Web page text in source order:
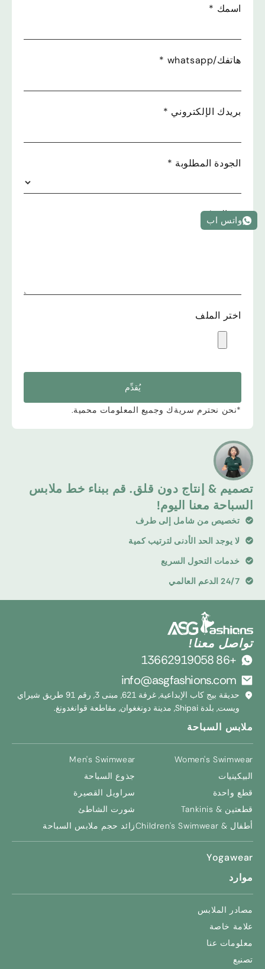
تصميم & إنتاج دون قلق. قم ببناء خط ملابس
السباحة معنا اليوم!
تخصيص من شامل إلى طرف
لا يوجد الحد الأدنى لترتيب كمية
خدمات التحول السريع
24/7 الدعم العالمي
اسمك *
هاتفك/whatsapp *
بريدك الإلكتروني *
الجودة المطلوبة *
رسالة *
اختر الملف
يُقدِّم
*نحن نحترم سريةك وجميع المعلومات محمية.
تواصل معنا!
+86 13662919058
info@asgfashions.com
حديقة بيج كاب الإبداعية, غرفة 621, مبنى 3, رقم 91 طريق شيراي
ويست, بلدة Shipai, مدينة دونغغوان, مقاطعة قوانغدونغ.
ملابس السباحة
Women's Swimwear
البيكينيات
قطع واحدة
قطعتين & Tankinis
أطفال & Children's Swimwear
Men's Swimwear
جذوع السباحة
سراويل القصيرة
شورت الشاطئ
زائد حجم ملابس السباحة
Yogawear
موارد
مصادر الملابس
علامة خاصة
معلومات عنا
تصنيع
واتس اب